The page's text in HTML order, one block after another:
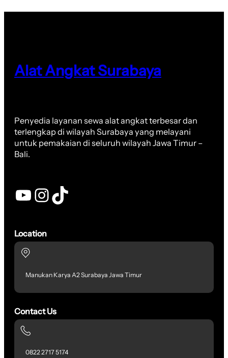
Alat Angkat Surabaya
Penyedia layanan sewa alat angkat terbesar dan
terlengkap di wilayah Surabaya yang melayani
untuk pemakaian di seluruh wilayah Jawa Timur –
Bali.
YouTube InstagramTikTok
Location
Manukan Karya A2 Surabaya Jawa Timur
Contact Us
0822 2717 5174